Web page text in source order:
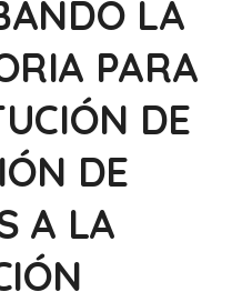
LA
PARA
DE
DE
A LA